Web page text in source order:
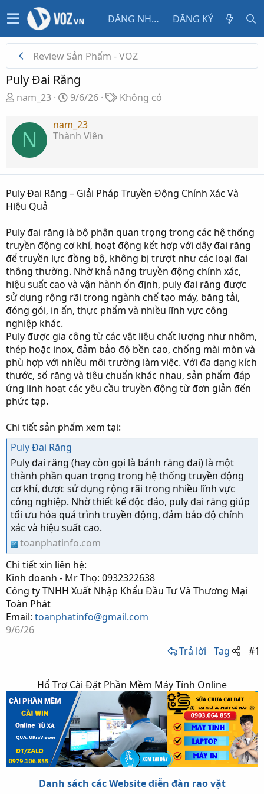
ĐĂNG NHẬP ĐĂNG KÝ
Review Sản Phẩm - VOZ
Puly Đai Răng
T
h
r
a
s
t
a
r
t
e
r
nam_23
N
g
à
y
i
9/6/26
T
ừ
Không có
N
nam_23
Thành Viên
Puly Đai Răng – Giải Pháp Truyền Động Chính Xác Và
Hiệu Quả
Puly đai răng là bộ phận quan trọng trong các hệ thống
truyền động cơ khí, hoạt động kết hợp với dây đai răng
để truyền lực đồng bộ, không bị trượt như các loại đai
thông thường. Nhờ khả năng truyền động chính xác,
hiệu suất cao và vận hành ổn định, puly đai răng được
sử dụng rộng rãi trong ngành chế tạo máy, băng tải,
đóng gói, in ấn, thực phẩm và nhiều lĩnh vực công
nghiệp khác.
Puly được gia công từ các vật liệu chất lượng như nhôm,
thép hoặc inox, đảm bảo độ bền cao, chống mài mòn và
phù hợp với nhiều môi trường làm việc. Với đa dạng kích
thước, số răng và tiêu chuẩn khác nhau, sản phẩm đáp
ứng linh hoạt các yêu cầu truyền động từ đơn giản đến
phức tạp.
Chi tiết sản phẩm xem tại:
Puly Đai Răng
Puly đai răng (hay còn gọi là bánh răng đai) là một
thành phần quan trọng trong hệ thống truyền động
cơ khí, được sử dụng rộng rãi trong nhiều lĩnh vực
công nghiệp. Nhờ thiết kế độc đáo, puly đai răng giúp
tối ưu hóa quá trình truyền động, đảm bảo độ chính
xác và hiệu suất cao.
toanphatinfo.com
Chi tiết xin liên hệ:
Kinh doanh - Mr Thọ: 0932322638
Công ty TNHH Xuất Nhập Khẩu Đầu Tư Và Thương Mại
Toàn Phát
Email: toanphatinfo@gmail.com
9/6/26
Trả lời
Tag #1
Hổ Trợ Cài Đặt Phần Mềm Máy Tính Online
Danh sách các Website diễn đàn rao vặt